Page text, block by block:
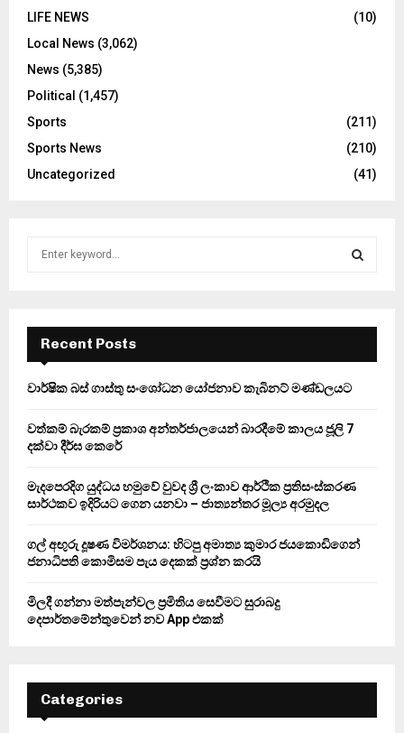
LIFE NEWS
(10)
Local News (3,062)
News (5,385)
Political (1,457)
Sports
(211)
Sports News
(210)
Uncategorized
(41)
f
r
E
A
Recent Posts
වාර්ෂික බස් ගාස්තු සංශෝධන යෝජනාව කැබිනට් මණ්ඩලයට
වත්කම් බැරකම් ප්‍රකාශ අන්තර්ජාලයෙන් බාරදීමේ කාලය ජූලි 7
දක්වා දීර්ඝ කෙරේ
මැදපෙරදිග යුද්ධය හමුවේ වුවද ශ්‍රී ලංකාව ආර්ථික ප්‍රතිසංස්කරණ
සාර්ථකව ඉදිරියට ගෙන යනවා – ජාත්‍යන්තර මූල්‍ය අරමුදල
ගල් අඟුරු දූෂණ විමර්ශනය: හිටපු අමාත්‍ය කුමාර ජයකොඩිගෙන්
ජනාධිපති කොමිසම පැය දෙකක් ප්‍රශ්න කරයි
මිලදී ගන්නා මත්පැන්වල ප්‍රමිතිය සෙවීමට සුරාබදු
දෙපාර්තමේන්තුවෙන් නව App එකක්
Categories